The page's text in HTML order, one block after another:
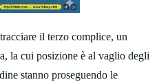
il terzo complice, un
la cui posizione è al vaglio degli
stanno proseguendo le